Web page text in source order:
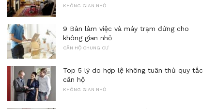
KHÔNG GIAN NHỎ
9 Bàn làm việc và máy trạm đứng cho
không gian nhỏ
CĂN HỘ CHUNG CƯ
Top 5 lý do hợp lệ không tuân thủ quy tắc
căn hộ
KHÔNG GIAN NHỎ